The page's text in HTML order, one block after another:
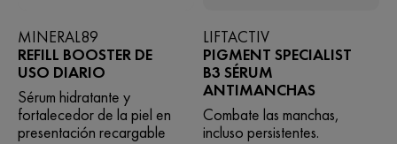
MINERAL89
REFILL BOOSTER DE
USO DIARIO
Sérum hidratante y
fortalecedor de la piel en
presentación recargable
LIFTACTIV
PIGMENT SPECIALIST
B3 SÉRUM
ANTIMANCHAS
Combate las manchas,
incluso persistentes.